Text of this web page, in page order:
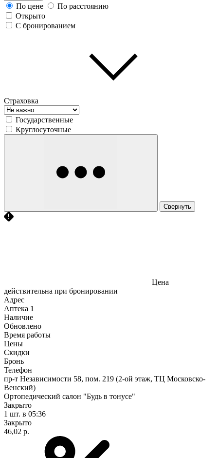
По цене
По расстоянию
Открыто
С бронированием
Страховка
Государственные
Круглосуточные
Свернуть
Цена
действительна при бронировании
Адрес
Аптека 1
Наличие
Обновлено
Время работы
Цены
Скидки
Бронь
Телефон
пр-т Независимости 58, пом. 219 (2-ой этаж, ТЦ Московско-
Венский)
Ортопедический салон "Будь в тонусе"
Закрыто
1 шт. в 05:36
Закрыто
46,02 р.